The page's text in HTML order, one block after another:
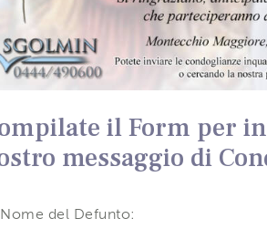
il Form per
messaggio di